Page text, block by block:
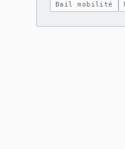
Bail mobilité